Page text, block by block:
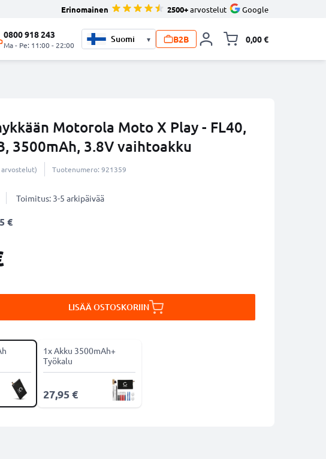
Erinomainen 2500+arvostelut Google
0800 918 243
Ma - Pe: 11:00 - 22:00
▾ B2B 0,00 €
Motorola Moto X Play - FL40,
3500mAh, 3.8V vaihtoakku
arvostelut) Tuotenumero: 921359
Toimitus: 3-5 arkipäivää
€
LISÄÄ OSTOSKORIIN
1x Akku 3500mAh+
Työkalu
27,95 €